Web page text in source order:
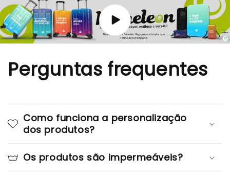
Perguntas frequentes
Como funciona a personalização
dos produtos?
Os produtos são impermeáveis?